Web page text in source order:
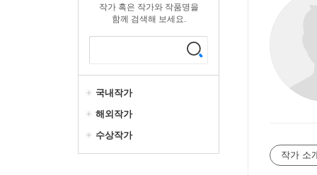
작가 혹은 작가와 작품명을
함께 검색해 보세요.
국내작가
해외작가
수상작가
작가 소